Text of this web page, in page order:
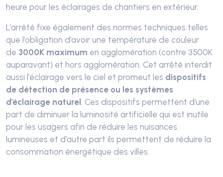
heure pour les éclairages de chantiers en extérieur.
L’arrêté fixe également des normes techniques telles
que l’obligation d’avoir une température de couleur
de 3000K maximum en agglomération (contre 3500K
auparavant) et hors agglomération. Cet arrêté interdit
aussi l’éclairage vers le ciel et promeut les dispositifs
de détection de présence ou les systèmes
d’éclairage naturel . Ces dispositifs permettent d’une
part de diminuer la luminosité artificielle qui est inutile
pour les usagers afin de réduire les nuisances
lumineuses et d’autre part ils permettent de réduire la
consommation énergétique des villes.